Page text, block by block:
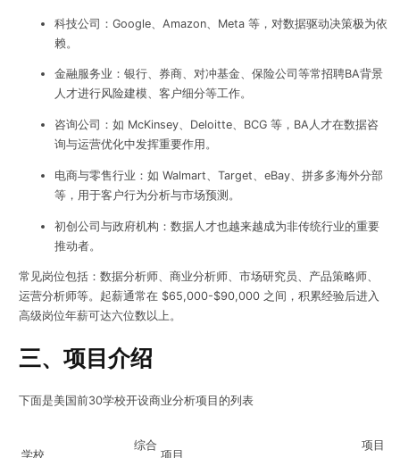
科技公司：Google、Amazon、Meta 等，对数据驱动决策极为依
赖。
金融服务业：银行、券商、对冲基金、保险公司等常招聘BA背景
人才进行风险建模、客户细分等工作。
咨询公司：如 McKinsey、Deloitte、BCG 等，BA人才在数据咨
询与运营优化中发挥重要作用。
电商与零售行业：如 Walmart、Target、eBay、拼多多海外分部
等，用于客户行为分析与市场预测。
初创公司与政府机构：数据人才也越来越成为非传统行业的重要
推动者。
常见岗位包括：数据分析师、商业分析师、市场研究员、产品策略师、
运营分析师等。起薪通常在 $65,000-$90,000 之间，积累经验后进入
高级岗位年薪可达六位数以上。
三、项目介绍
下面是美国前30学校开设商业分析项目的列表
学校
综合
项目
项目